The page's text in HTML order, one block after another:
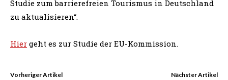
Studie zum barrierefreien Tourismus in Deutschland
zu aktualisieren“.
Hier geht es zur Studie der EU-Kommission.
Vorheriger Artikel Nächster Artikel